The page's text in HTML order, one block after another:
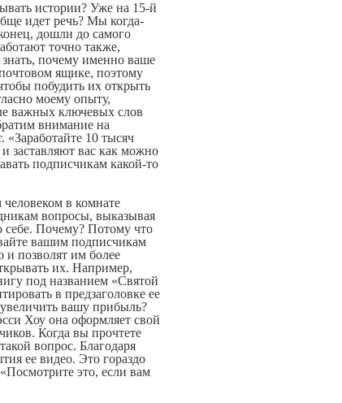
истории? Уже на 15-й
идет речь? Мы когда-
дошли до самого
точно также,
почему именно ваше
ящике, поэтому
побудить их открыть
моему опыту,
важных ключевых слов
внимание на
10 тысяч
заставляют вас как можно
подписчикам какой-то
в комнате
вопросы, выказывая
себе. Почему? Потому что
вашим подписчикам
позволят им более
их. Например,
под названием «Святой
в предзаголовке ее
вашу прибыль?
Хоу она оформляет свой
Когда вы прочтете
вопрос. Благодаря
ее видео. Это гораздо
это, если вам